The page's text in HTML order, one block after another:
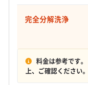
定休日
電話番号
090-8698-6070
完全分解洗浄
料金は参考です。
上、ご確認ください。